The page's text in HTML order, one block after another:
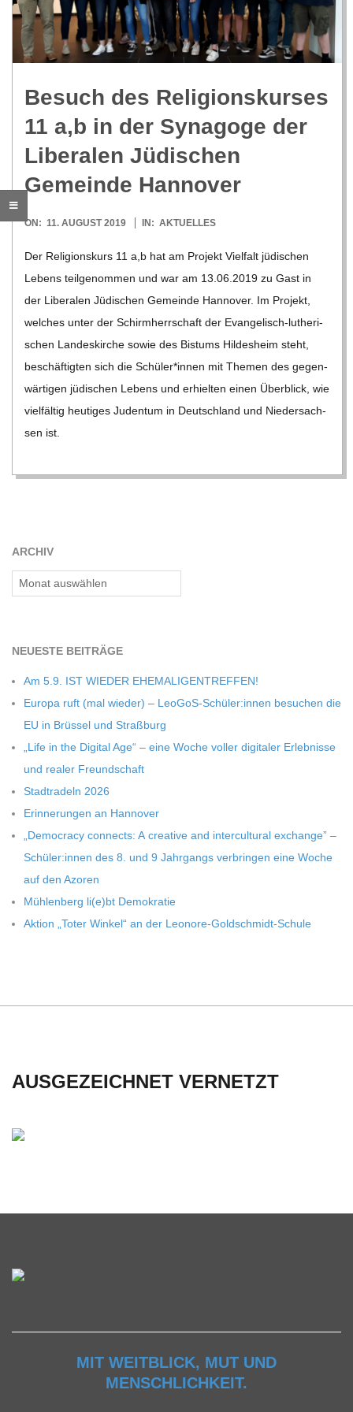
R
E
G
O
L
D
S
C
H
M
D
T
-
S
C
H
U
L
E
Besuch des Reli­gi­ons­kur­ses
11 a,b in der Syn­agoge der
Libe­ra­len Jüdi­schen
Gemeinde Hannover
2019-
ON: 11. AUGUST 2019 IN: AKTUELLES
Der Reli­gi­ons­kurs 11 a,b hat am Pro­jekt Viel­falt jüdi­schen
Lebens teil­ge­nom­men und war am 13.06.2019 zu Gast in
der Libe­ra­len Jüdi­schen Gemeinde Han­no­ver. Im Pro­jekt,
wel­ches unter der Schirm­herr­schaft der Evan­­ge­­lisch-luthe­ri­­
schen Lan­des­kir­che sowie des Bis­tums Hil­des­heim steht,
beschäf­tig­ten sich die Schüler*innen mit The­men des gegen­
wär­ti­gen jüdi­schen Lebens und erhiel­ten einen Über­blick, wie
viel­fäl­tig heu­ti­ges Juden­tum in Deutsch­land und Nie­der­sach­
sen ist.
ARCHIV
Archiv
NEU­ESTE BEITRÄGE
Am 5.9. IST WIEDER EHEMALIGENTREFFEN!
Europa ruft (mal wie­der) – LeoGoS-Schüler:innen besu­chen die
EU in Brüs­sel und Straßburg
„Life in the Digi­tal Age“ – eine Woche vol­ler digi­ta­ler Erleb­nisse
und rea­ler Freundschaft
Stadt­ra­deln 2026
Erin­ne­run­gen an Hannover
„Demo­cracy con­nects: A crea­tive and inter­cul­tu­ral exch­ange” –
Schüler:innen des 8. und 9 Jahr­gangs ver­brin­gen eine Woche
auf den Azoren
Müh­len­berg li(e)bt Demokratie
Aktion „Toter Win­kel“ an der Leonore-Goldschmidt-Schule
AUSGEZEICHNET VERNETZT
MIT WEITBLICK, MUT UND
MENSCHLICHKEIT.